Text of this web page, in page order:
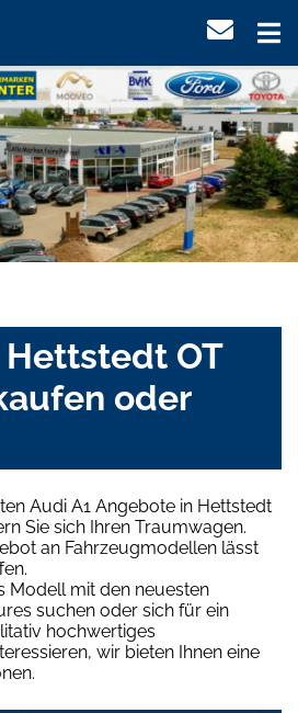
Hettstedt OT
oder
Audi A1 Angebote in Hettstedt
Sie sich Ihren Traumwagen.
an Fahrzeugmodellen lässt
Modell mit den neuesten
suchen oder sich für ein
hochwertiges
wir bieten Ihnen eine